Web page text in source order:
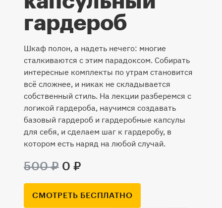
гардероб
Шкаф полон, а надеть нечего: многие
сталкиваются с этим парадоксом. Собирать
интересные комплекты по утрам становится
всё сложнее, и никак не складывается
собственный стиль. На лекции разберемся с
логикой гардероба, научимся создавать
базовый гардероб и гардеробные капсулы
для себя, и сделаем шаг к гардеробу, в
котором есть наряд на любой случай.
500 ₽ 0 ₽
СМОТРЕТЬ БЕСПЛАТНО